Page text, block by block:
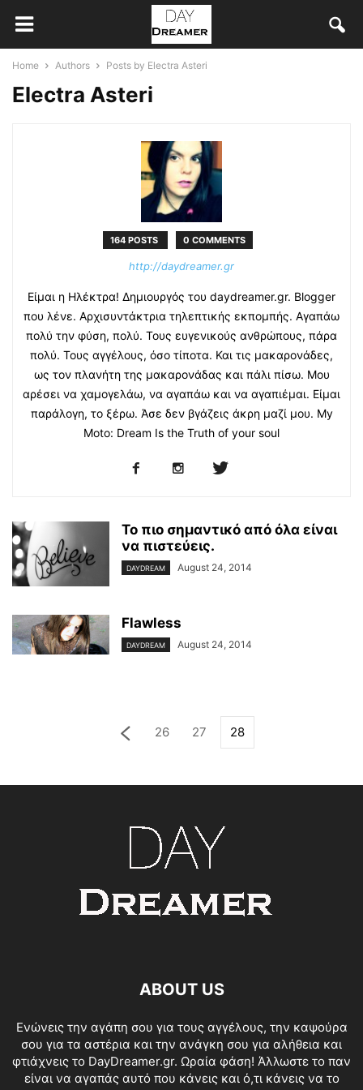
Home Authors Posts by Electra Asteri
Electra Asteri
164 POSTS 0 COMMENTS
http://daydreamer.gr
Είμαι η Ηλέκτρα! Δημιουργός του daydreamer.gr. Blogger
που λένε. Αρχισυντάκτρια τηλεπτικής εκπομπής. Αγαπάω
πολύ την φύση, πολύ. Τους ευγενικούς ανθρώπους, πάρα
πολύ. Τους αγγέλους, όσο τίποτα. Και τις μακαρονάδες,
ως τον πλανήτη της μακαρονάδας και πάλι πίσω. Μου
αρέσει να χαμογελάω, να αγαπάω και να αγαπιέμαι. Είμαι
παράλογη, το ξέρω. Άσε δεν βγάζεις άκρη μαζί μου. My
Moto: Dream Is the Truth of your soul
To πιο σημαντικό από όλα είναι
να πιστεύεις.
DAYDREAM August 24, 2014
Flawless
DAYDREAM August 24, 2014
26 27 28
ABOUT US
Ενώνεις την αγάπη σου για τους αγγέλους, την καψούρα
σου για τα αστέρια και την ανάγκη σου για αλήθεια και
φτιάχνεις το DayDreamer.gr. Ωραία φάση! Άλλωστε το παν
είναι να αγαπάς αυτό που κάνεις και ό,τι κάνεις να το